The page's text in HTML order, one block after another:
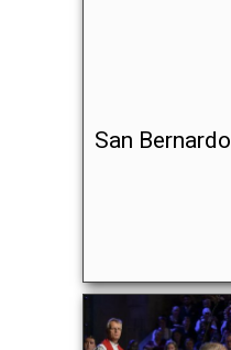
San Bernardo